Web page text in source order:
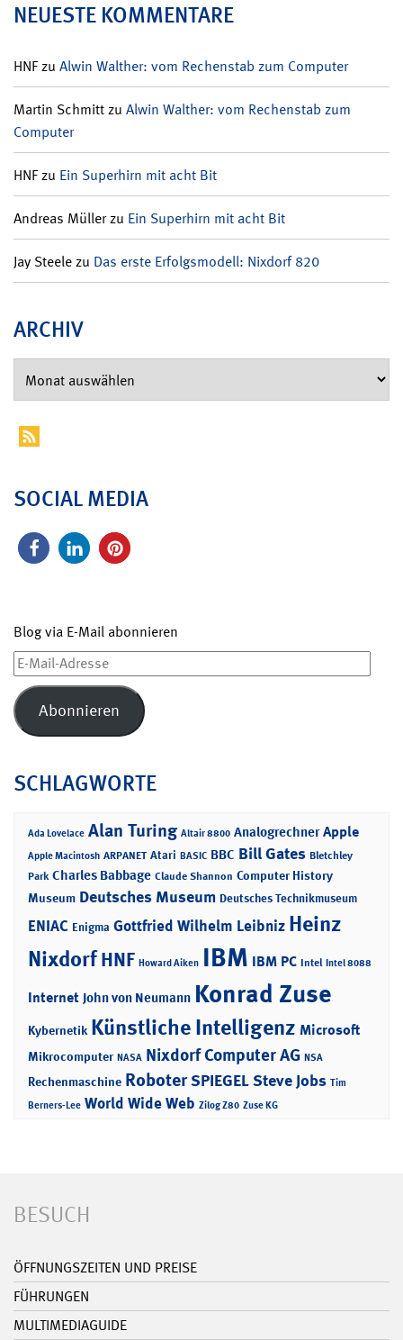
NEUESTE KOMMENTARE
HNFzu Alwin Walther: vom Rechenstab zum Computer
Martin Schmittzu Alwin Walther: vom Rechenstab zum
Computer
HNFzu Ein Superhirn mit acht Bit
Andreas Müllerzu Ein Superhirn mit acht Bit
Jay Steelezu Das erste Erfolgsmodell: Nixdorf 820
ARCHIV
SOCIAL MEDIA
Blog via E-Mail abonnieren
E-
Mail-
Adresse
Abonnieren
SCHLAGWORTE
Ada Lovelace Alan Turing Altair 8800 Analogrechner Apple
Apple Macintosh ARPANET Atari BASIC BBC Bill Gates Bletchley
Park Charles Babbage Claude Shannon Computer History
Museum Deutsches Museum Deutsches Technikmuseum
ENIAC Enigma Gottfried Wilhelm Leibniz Heinz
NixdorfHNF Howard Aiken IBM IBM PC Intel Intel 8088
Internet John von Neumann Konrad Zuse
Kybernetik Künstliche Intelligenz Microsoft
Mikrocomputer NASA Nixdorf Computer AG NSA
Rechenmaschine RoboterSPIEGELSteve Jobs Tim
Berners-Lee World Wide Web Zilog Z80 Zuse KG
BESUCH
ÖFFNUNGSZEITEN UND PREISE
FÜHRUNGEN
MULTIMEDIAGUIDE